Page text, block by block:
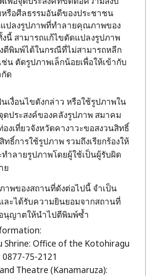
หรือศีลธรรมอันดีของประชาชน
ปลงรูปภาพที่ทำลายคุณภาพของ
งนี้ สามารถแก้ไขดัดแปลงรูปภาพ
ตีพิมพ์ได้ในกรณีที่ไม่สามารถหลีก
ช่น ตัดรูปภาพเล็กน้อยเพื่อให้เข้ากับ
ด
เงื่อนไขดังกล่าว หรือใช้รูปภาพใน
ประสงค์ของคลังรูปภาพ สมาคม
องเที่ยวจังหวัดคางาวะขอสงวนสิทธิ์
ทธิ์การใช้รูปภาพ รวมถึงเรียกร้องให้
ำลายรูปภาพโดยผู้ใช้เป็นผู้รับผิด
ย
าพของสถานที่ดังต่อไปนี้ จำเป็น
ละได้รับความยินยอมจากสถานที่
นุญาตให้นำไปตีพิมพ์ซ้ำ
Shrine: Office of the Kotohiragu
0877-75-2121
Theatre (Kanamaruza):